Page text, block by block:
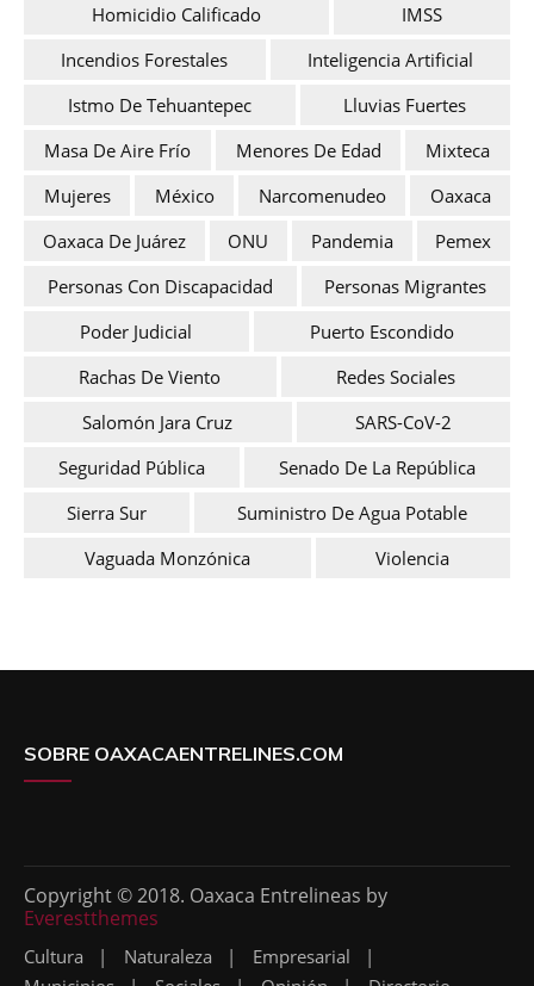
Homicidio Calificado
IMSS
Incendios Forestales
Inteligencia Artificial
Istmo De Tehuantepec
Lluvias Fuertes
Masa De Aire Frío
Menores De Edad
Mixteca
Mujeres
México Narcomenudeo
Oaxaca
Oaxaca De Juárez
ONU Pandemia
Pemex
Personas Con Discapacidad
Personas Migrantes
Poder Judicial
Puerto Escondido
Rachas De Viento
Redes Sociales
Salomón Jara Cruz
SARS-CoV-2
Seguridad Pública
Senado De La República
Sierra Sur
Suministro De Agua Potable
Vaguada Monzónica
Violencia
SOBRE OAXACAENTRELINES.COM
Copyright © 2018. Oaxaca Entrelineas by
Everestthemes
Cultura Naturaleza
Empresarial